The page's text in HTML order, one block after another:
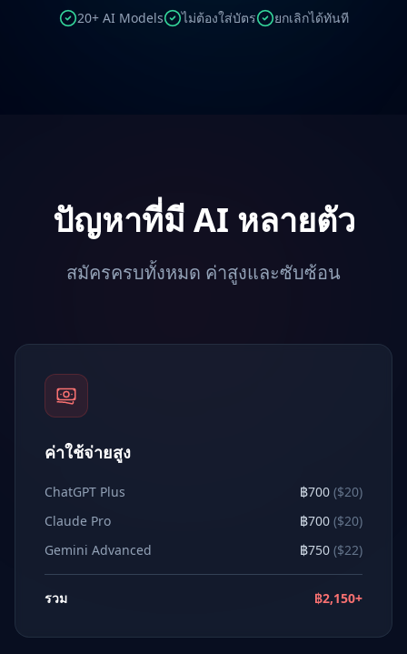
20+ AI Models ไม่ต้องใส่บัตร ยกเลิกได้ทันที
ปัญหาที่มี AI หลายตัว
สมัครครบทั้งหมด ค่าสูงและซับซ้อน
ค่าใช้จ่ายสูง
ChatGPT Plus ฿700 ($20)
Claude Pro
฿700 ($20)
Gemini Advanced
฿750 ($22)
รวม ฿2,150+